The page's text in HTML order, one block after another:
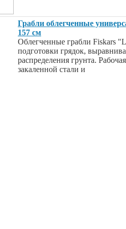
Грабли облегченные
157 см
Облегченные грабли Fiskars
подготовки грядок,
распределения грунта.
закаленной стали и